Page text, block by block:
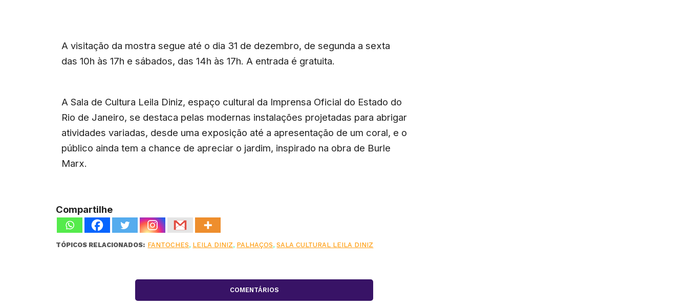
A visitação da mostra segue até o dia 31 de dezembro, de segunda a sexta
das 10h às 17h e sábados, das 14h às 17h. A entrada é gratuita.
A Sala de Cultura Leila Diniz, espaço cultural da Imprensa Oficial do Estado do
Rio de Janeiro, se destaca pelas modernas instalações projetadas para abrigar
atividades variadas, desde uma exposição até a apresentação de um coral, e o
público ainda tem a chance de apreciar o jardim, inspirado na obra de Burle
Marx.
Compartilhe
TÓPICOS RELACIONADOS: FANTOCHES, LEILA DINIZ, PALHAÇOS,SALA CULTURAL LEILA DINIZ
COMENTÁRIOS